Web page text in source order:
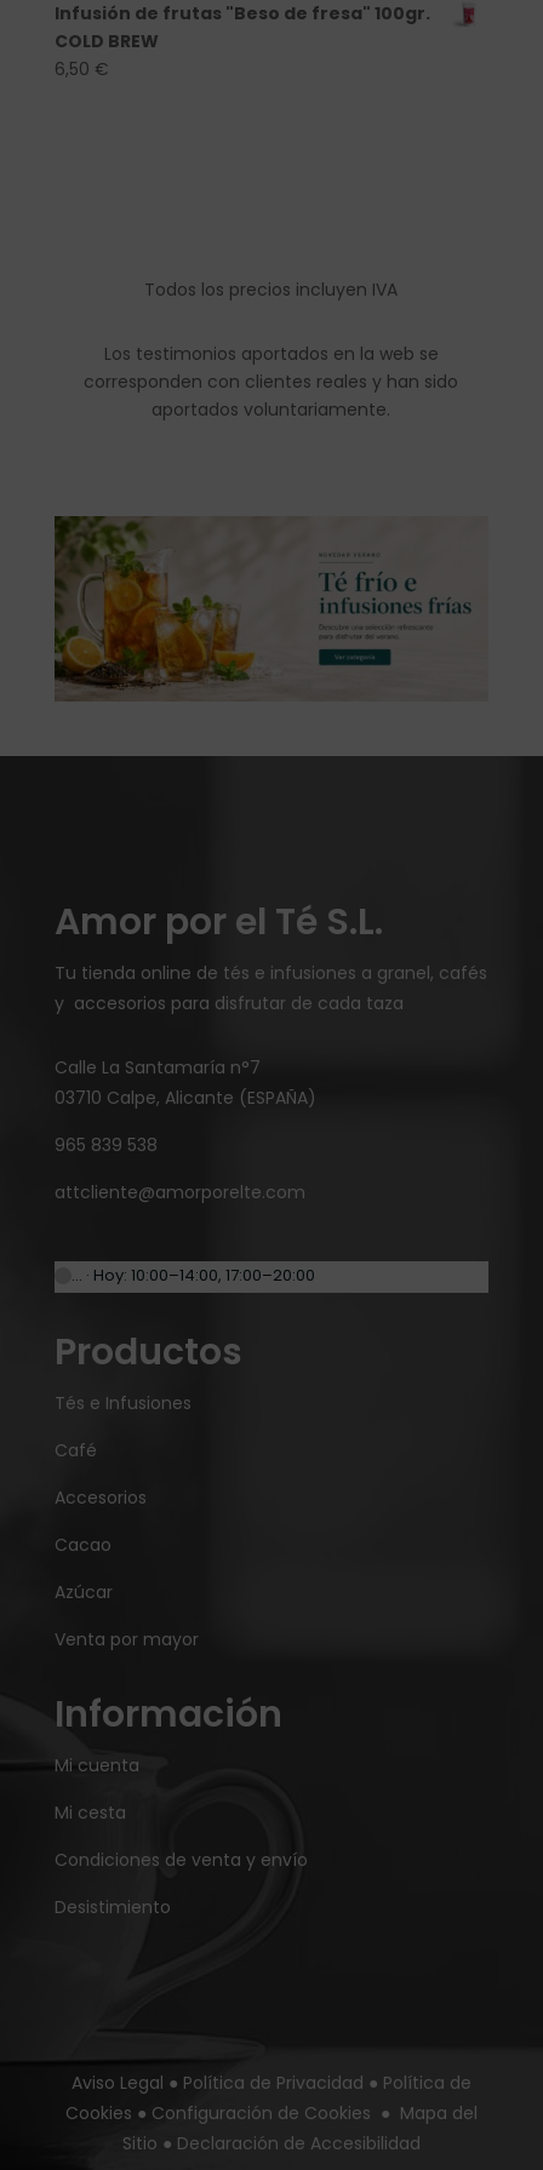
Infusión de frutas "Beso de fresa" 100gr.
COLD BREW
6,50 €
Todos los precios incluyen IVA
Los testimonios aportados en la web se
corresponden con clientes reales y han sido
aportados voluntariamente.
Amor por el Té S.L.
Tu tienda online de tés e infusiones a granel, cafés
y accesorios para disfrutar de cada taza
Calle La Santamaría n°7
03710 Calpe, Alicante (ESPAÑA)
965 839 538
attcliente@amorporelte.com
… · Hoy: 10:00–14:00, 17:00–20:00
Productos
Tés e Infusiones
Café
Accesorios
Cacao
Azúcar
Venta por mayor
Información
Mi cuenta
Mi cesta
Condiciones de venta y envío
Desistimiento
Aviso Legal ● Política de Privacidad ● Política de
Cookies ● Configuración de Cookies ● Mapa del
Sitio ● Declaración de Accesibilidad